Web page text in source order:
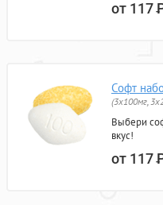
от 117
Софт
(3x100мг,
Выбери
вкус!
от 117